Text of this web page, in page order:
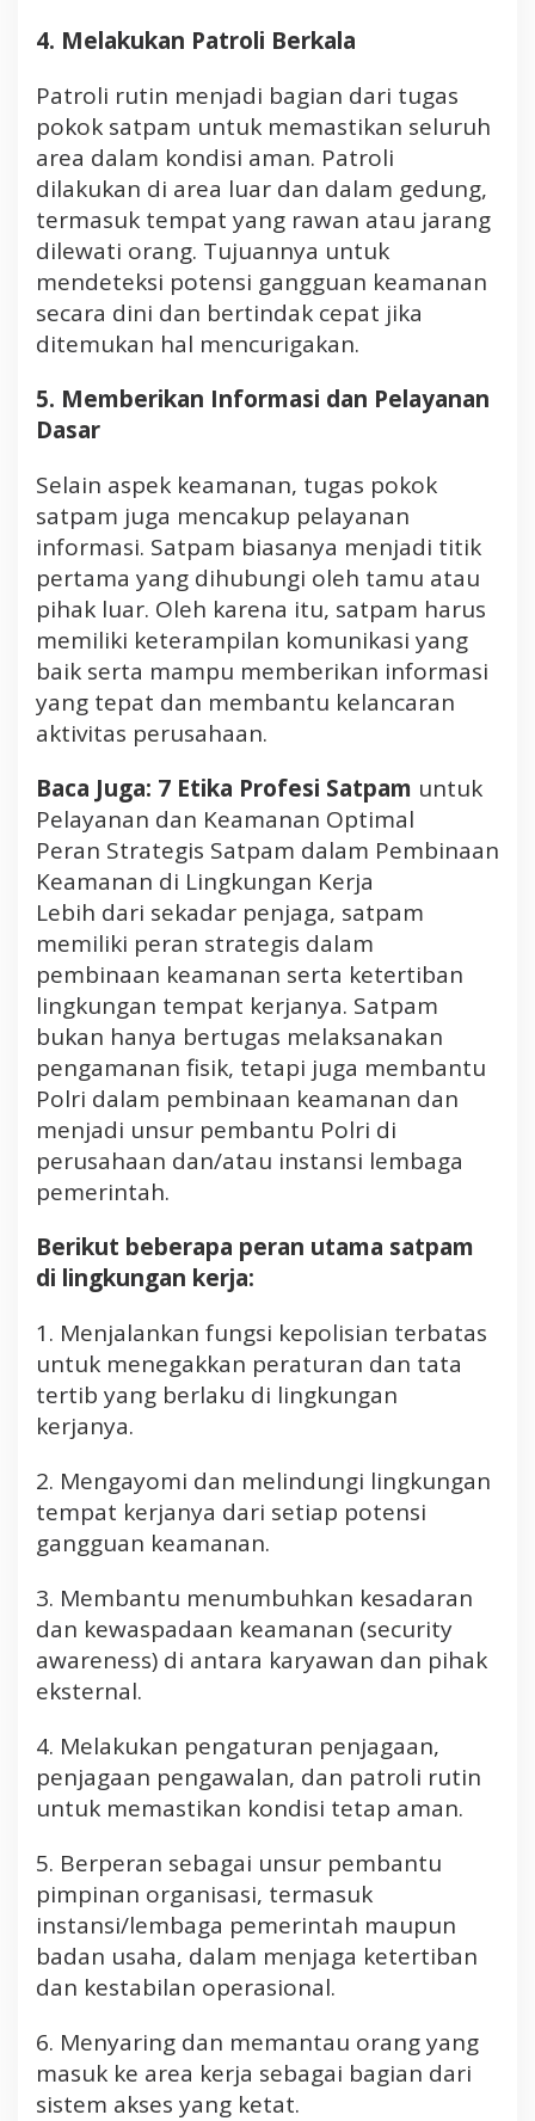
4. Melakukan Patroli Berkala
Patroli rutin menjadi bagian dari tugas
pokok satpam untuk memastikan seluruh
area dalam kondisi aman. Patroli
dilakukan di area luar dan dalam gedung,
termasuk tempat yang rawan atau jarang
dilewati orang. Tujuannya untuk
mendeteksi potensi gangguan keamanan
secara dini dan bertindak cepat jika
ditemukan hal mencurigakan.
5. Memberikan Informasi dan Pelayanan
Dasar
Selain aspek keamanan, tugas pokok
satpam juga mencakup pelayanan
informasi. Satpam biasanya menjadi titik
pertama yang dihubungi oleh tamu atau
pihak luar. Oleh karena itu, satpam harus
memiliki keterampilan komunikasi yang
baik serta mampu memberikan informasi
yang tepat dan membantu kelancaran
aktivitas perusahaan.
Baca Juga: 7 Etika Profesi Satpam untuk
Pelayanan dan Keamanan Optimal
Peran Strategis Satpam dalam Pembinaan
Keamanan di Lingkungan Kerja
Lebih dari sekadar penjaga, satpam
memiliki peran strategis dalam
pembinaan keamanan serta ketertiban
lingkungan tempat kerjanya. Satpam
bukan hanya bertugas melaksanakan
pengamanan fisik, tetapi juga membantu
Polri dalam pembinaan keamanan dan
menjadi unsur pembantu Polri di
perusahaan dan/atau instansi lembaga
pemerintah.
Berikut beberapa peran utama satpam
di lingkungan kerja:
1. Menjalankan fungsi kepolisian terbatas
untuk menegakkan peraturan dan tata
tertib yang berlaku di lingkungan
kerjanya.
2. Mengayomi dan melindungi lingkungan
tempat kerjanya dari setiap potensi
gangguan keamanan.
3. Membantu menumbuhkan kesadaran
dan kewaspadaan keamanan (security
awareness) di antara karyawan dan pihak
eksternal.
4. Melakukan pengaturan penjagaan,
penjagaan pengawalan, dan patroli rutin
untuk memastikan kondisi tetap aman.
5. Berperan sebagai unsur pembantu
pimpinan organisasi, termasuk
instansi/lembaga pemerintah maupun
badan usaha, dalam menjaga ketertiban
dan kestabilan operasional.
6. Menyaring dan memantau orang yang
masuk ke area kerja sebagai bagian dari
sistem akses yang ketat.